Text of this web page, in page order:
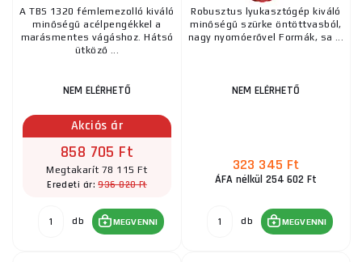
A TBS 1320 fémlemezolló kiváló
minőségű acélpengékkel a
marásmentes vágáshoz. Hátsó
ütköző ...
NEM ELÉRHETŐ
Akciós ár
858 705 Ft
Megtakarít 78 115 Ft
Eredeti ár:936 820 Ft
db MEGVENNI
Robusztus lyukasztógép kiváló
minőségű szürke öntöttvasból,
nagy nyomóerővel Formák, sa ...
NEM ELÉRHETŐ
323 345 Ft
ÁFA nélkül 254 602 Ft
db MEGVENNI